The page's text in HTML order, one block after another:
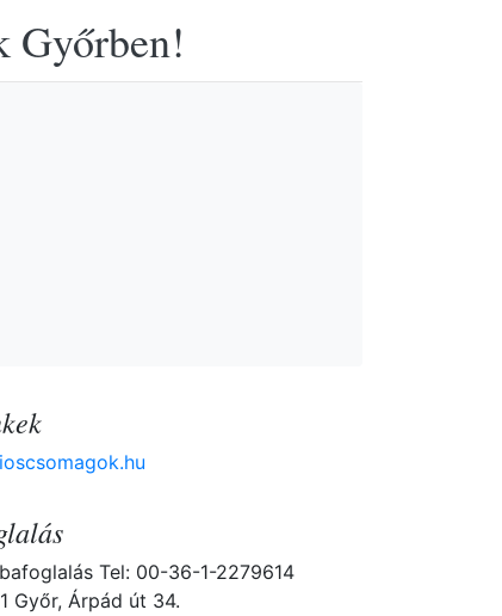
Tel: 00-36-1-2279614
Győr, Árpád út 34.